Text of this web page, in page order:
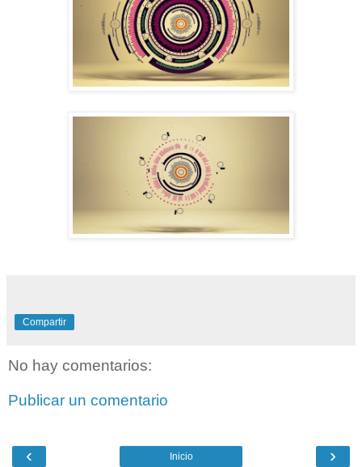
Compartir
No hay comentarios:
Publicar un comentario
‹ ›
Inicio